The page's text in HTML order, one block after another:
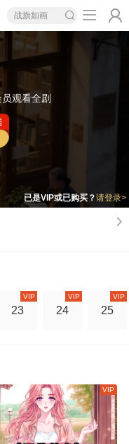
战旗如画
观看全剧
已是VIP或已购买？请登录>
23
VIP
24
VIP
25
VIP